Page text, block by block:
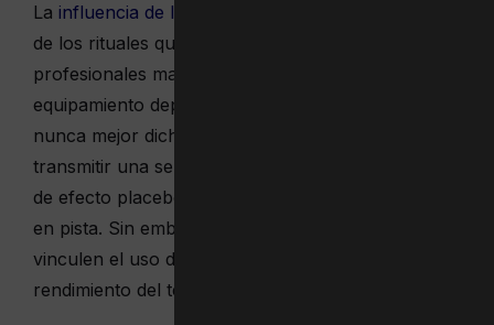
La influencia de la psicología en tenis
de los rituales que Rafael Nadal y otros tenistas
profesionales mantienen a ultranza. El
equipamiento deportivo también entra en juego,
nunca mejor dicho. Los antivibradores pueden
transmitir una sensación de confianza, una suerte
de efecto placebo que afecte a su competitividad
en pista. Sin embargo, no existen estudios que
vinculen el uso de antivibradores con un mayor
rendimiento del tenista